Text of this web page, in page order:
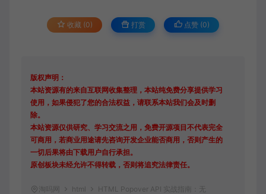
收藏 (0) 打赏 点赞 (0)
版权声明：
本站资源有的来自互联网收集整理，本站纯免费分享提供学习
使用，如果侵犯了您的合法权益，请联系本站我们会及时删
除。
本站资源仅供研究、学习交流之用，免费开源项目不代表完全
可商用，若商业用途请先咨询开发企业能否商用，否则产生的
一切后果将由下载用户自行承担。
原创板块未经允许不得转载，否则将追究法律责任。
淘吗网 html
HTML Popover API 实战指南：无